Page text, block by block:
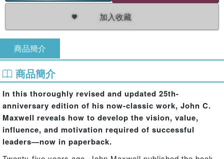
加入收藏
商品簡介
商品簡介
In this thoroughly revised and updated 25th-
anniversary edition of his now-classic work, John C.
Maxwell reveals how to develop the vision, value,
influence, and motivation required of successful
leaders—now in paperback.